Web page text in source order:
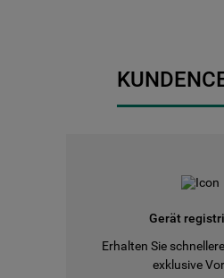
Gerät
Erhalten Sie
exklusive